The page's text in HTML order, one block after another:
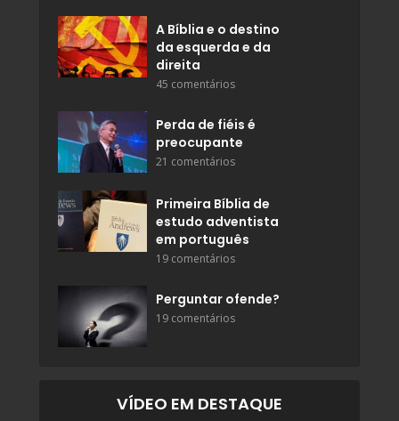
A Bíblia e o destino
da esquerda e da
direita
45 comentários
Perda de fiéis é
preocupante
21 comentários
Primeira Bíblia de
estudo adventista
em português
19 comentários
Perguntar ofende?
19 comentários
VÍDEO EM DESTAQUE